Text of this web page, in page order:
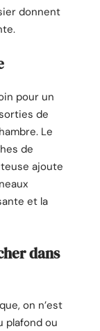
donnent
pour un
de
Le
de
ajoute
et la
dans
on n’est
plafond ou